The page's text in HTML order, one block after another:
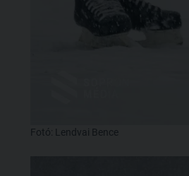
Fotó: Lendvai Bence